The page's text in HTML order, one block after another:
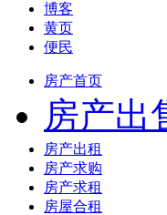
博客
黄页
便民
房产首页
房产出
房产出租
房产求购
房产求租
房屋合租